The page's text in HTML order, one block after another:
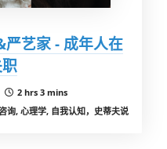
艺家 - 成年人在
2 hrs 3 mins
询, 心理学, 自我认知，史蒂夫说